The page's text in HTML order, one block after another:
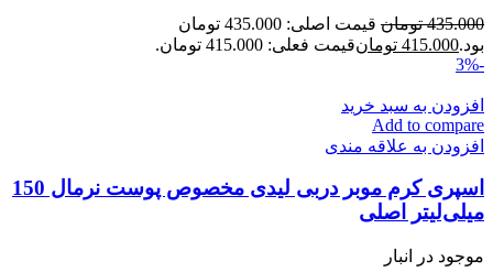
435.000 تومان
قیمت اصلی: 435.000 تومان
بود.415.000 تومانقیمت فعلی: 415.000 تومان.
-3%
افزودن به سبد خرید
Add to compare
افزودن به علاقه مندی
اسپری کرم موبر دربی لیدی مخصوص پوست نرمال 150
میلی‌لیتر اصلی
موجود در انبار